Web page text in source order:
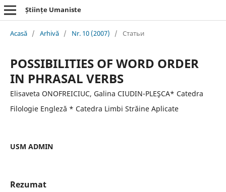
Științe Umaniste
Acasă / Arhivă / Nr. 10 (2007) / Статьи
POSSIBILITIES OF WORD ORDER
IN PHRASAL VERBS
Elisaveta ONOFREICIUC, Galina CIUDIN-PLEŞCA* Catedra
Filologie Engleză * Catedra Limbi Străine Aplicate
USM ADMIN
Rezumat